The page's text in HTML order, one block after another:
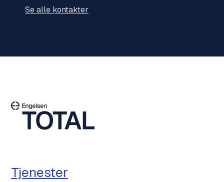
Se alle kontakter
Tjenester